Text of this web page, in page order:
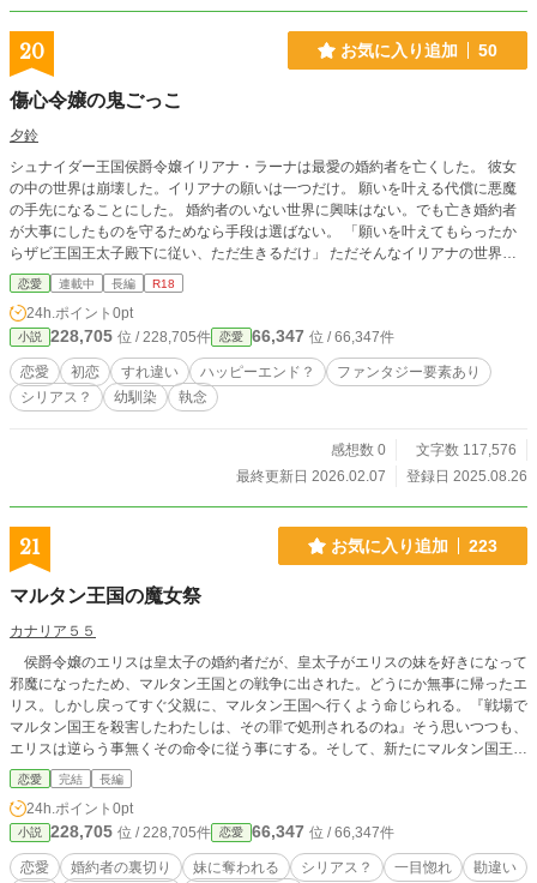
20 お気に入り追加 50
傷心令嬢の鬼ごっこ
夕鈴
シュナイダー王国侯爵令嬢イリアナ・ラーナは最愛の婚約者を亡くした。 彼女
の中の世界は崩壊した。イリアナの願いは一つだけ。 願いを叶える代償に悪魔
の手先になることにした。 婚約者のいない世界に興味はない。でも亡き婚約者
が大事にしたものを守るためなら手段は選ばない。 「願いを叶えてもらったか
らザビ王国王太子殿下に従い、ただ生きるだけ」 ただそんなイリアナの世界に
入りこもうとする人物がいる。 彼はイリアナのことなどお構いなし。 どうして
もイリアナを手にいれたいザビ王国侯爵令息ジオラルド・マナ。 「俺は諦めな
い。」 周りに翻弄されいてると思い込んでるイリアナのお話です。 R１８は保
険です。以前に別サイトで綴っていたものに加筆しています。
恋愛 連載中 長編 R18
24h.ポイント 0pt
小説 228,705 位 / 228,705件 恋愛 66,347 位 / 66,347件
恋愛 初恋 すれ違い ハッピーエンド？
ファンタジー要素あり
シリアス？
幼馴染 執念
感想数 0
文字数 117,576
最終更新日 2026.02.07
登録日 2025.08.26
21 お気に入り追加 223
マルタン王国の魔女祭
カナリア５５
侯爵令嬢のエリスは皇太子の婚約者だが、皇太子がエリスの妹を好きになって
邪魔になったため、マルタン王国との戦争に出された。どうにか無事に帰ったエ
リス。しかし戻ってすぐ父親に、マルタン王国へ行くよう命じられる。『戦場で
マルタン国王を殺害したわたしは、その罪で処刑されるのね』そう思いつつも、
エリスは逆らう事無くその命令に従う事にする。そして、新たにマルタン国王と
なった、先王の弟のフェリックスと会う。処刑されるだろうと思っていたエリス
だが、なにやら様子がおかしいようで……。 マルタン王国で毎年盛大に行わ
れている『魔女祭』。そのお祭りはどうして行われるようになったのか、の話で
す。 最初シリアス、中明るめ、最後若干ざまぁ、です。 ※小説家になろ
う様にも掲載しています。
恋愛 完結 長編
24h.ポイント 0pt
小説 228,705 位 / 228,705件 恋愛 66,347 位 / 66,347件
恋愛 婚約者の裏切り 妹に奪われる シリアス？ 一目惚れ
勘違い